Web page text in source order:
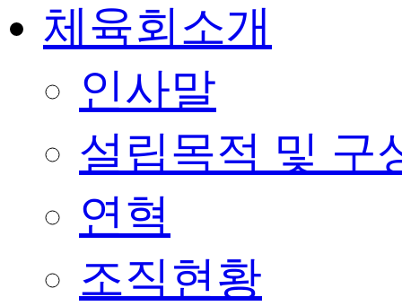
체육회소개
인사말
설립목적 및 구
연혁
조직현황